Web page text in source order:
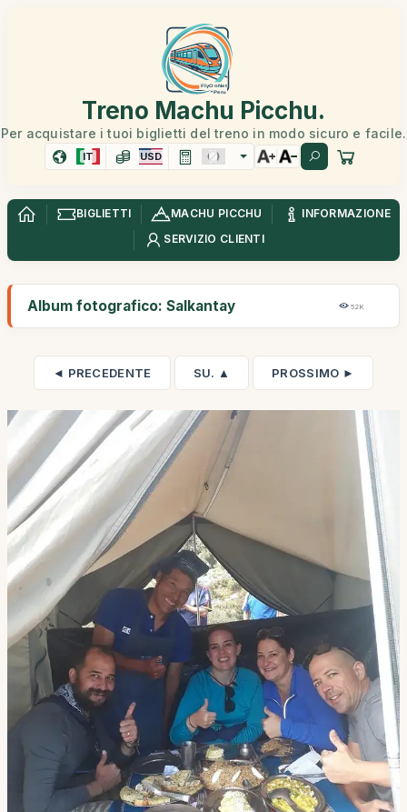
Treno Machu Picchu.
Per acquistare i tuoi biglietti del treno in modo sicuro e facile.
IT USD
BIGLIETTI MACHU PICCHU
INFORMAZIONE
SERVIZIO CLIENTI
Album fotografico: Salkantay 52K
◄ PRECEDENTE SU. ▲ PROSSIMO ►